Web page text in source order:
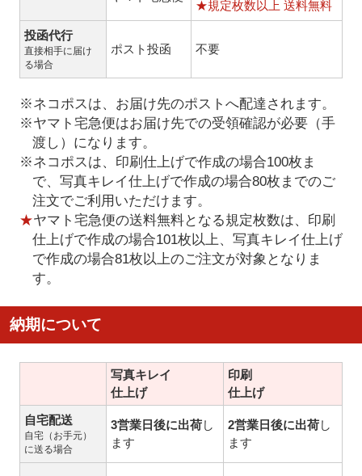
★規定枚数以上 送料無料
投函代行
直接相手に届け
る場合
ポスト投函 不要
※ネコポスは、お届け先のポストへ配達されます。
※ヤマト宅急便はお届け先での受領確認が必要（手
渡し）になります。
※ネコポスは、印刷仕上げで作成の場合100枚ま
で、写真キレイ仕上げで作成の場合80枚までのご
注文でご利用いただけます。
★ヤマト宅急便の送料無料となる規定枚数は、印刷
仕上げで作成の場合101枚以上、写真キレイ仕上げ
で作成の場合81枚以上のご注文が対象となりま
す。
納期について
写真キレイ
仕上げ
印刷
仕上げ
自宅配送
自宅（お手元）
に送る場合
3営業日後に出荷し
ます
2営業日後に出荷し
ます